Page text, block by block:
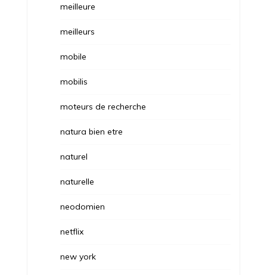
meilleure
meilleurs
mobile
mobilis
moteurs de recherche
natura bien etre
naturel
naturelle
neodomien
netflix
new york